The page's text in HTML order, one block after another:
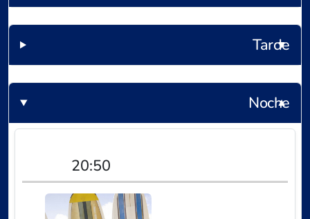
Tarde
Noche
2026-08-06T20:50:00Z
2026-08-06T21:45:00Z
20:50